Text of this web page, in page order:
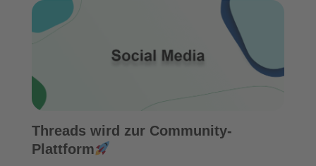
Threads wird zur Community-
Plattform